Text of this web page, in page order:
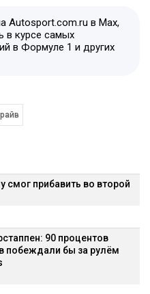
Autosport.com.ru в Max,
в курсе самых
в Формуле 1 и других
смог прибавить во второй
90 процентов
побеждали бы за рулём